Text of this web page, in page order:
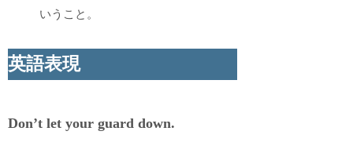
いうこと。
英語表現
Don’t let your guard down.